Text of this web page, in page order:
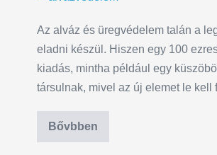
Az alváz és üregvédelem talán a
eladni készül. Hiszen egy 100
kiadás, mintha például egy
társulnak, mivel az új elemet le
Bővbben